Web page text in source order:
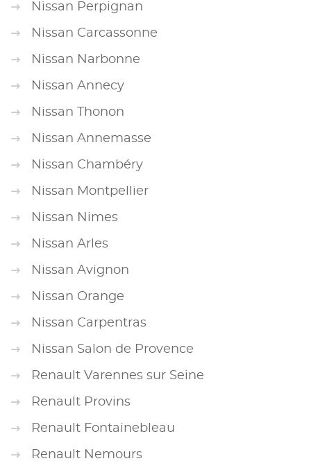
Nissan Perpignan
Nissan Carcassonne
Nissan Narbonne
Nissan Annecy
Nissan Thonon
Nissan Annemasse
Nissan Chambéry
Nissan Montpellier
Nissan Nimes
Nissan Arles
Nissan Avignon
Nissan Orange
Nissan Carpentras
Nissan Salon de Provence
Renault Varennes sur Seine
Renault Provins
Renault Fontainebleau
Renault Nemours